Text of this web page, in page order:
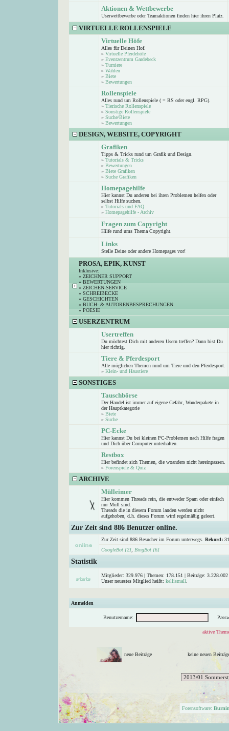
Aktionen & Wettbewerbe
Userwettbewerbe oder Teamaktionen finden hier ihren Platz.
VIRTUELLE ROLLENSPIELE
Virtuelle Höfe
Alles für Deinen Hof.
» Virtuelle Pferdehöfe
» Eventzentrum Gardebeck
» Turniere
» Wahlen
» Biete
» Bewertungen
Rollenspiele
Alles rund um Rollenspiele ( = RS oder engl. RPG).
» Tierische Rollenspiele
» Sonstige Rollenspiele
» Suche/Biete
» Bewertungen
DESIGN, WEBSITE, COPYRIGHT
Grafiken
Tipps & Tricks rund um Grafik und Design.
» Tutorials & Tricks
» Bewertungen
» Biete Grafiken
» Suche Grafiken
Homepagehilfe
Hier kannst Du anderen bei ihren Problemen helfen oder
selbst Hilfe suchen.
» Tutorials und FAQ
» Homepagehilfe - Archiv
Fragen zum Copyright
Hilfe rund ums Thema Copyright.
Links
Stelle Deine oder andere Homepages vor!
PROSA, EPIK, KUNST
Inklusive:
» ZEICHNER SUPPORT
» BEWERTUNGEN
» ZEICHEN-SERVICE
» SCHREIBECKE
» GESCHICHTEN
» BUCH- & AUTORENBESPRECHUNGEN
» POESIE
USERZENTRUM
Usertreffen
Du möchtest Dich mit anderen Usern treffen? Dann bist Du
hier richtig.
Tiere & Pferdesport
Alle möglichen Themen rund um Tiere und den Pferdesport.
» Klein- und Haustiere
SONSTIGES
Tauschbörse
Der Handel ist immer auf eigene Gefahr, Wanderpakete in
der Hauptkategorie
» Biete
» Suche
PC-Ecke
Hier kannst Du bei kleinen PC-Problemen nach Hilfe fragen
und Dich über Computer unterhalten.
Restbox
Hier befindet sich Themen, die woanders nicht hereinpassen.
» Forenspiele & Quiz
ARCHIVE
Mülleimer
Hier kommen Threads rein, die entweder Spam oder einfach
nur Müll sind.
Threads die in diesem Forum landen werden nicht
aufgehoben, d.h. dieses Forum wird regelmäßig geleert.
Zur Zeit sind 886 Benutzer online.
Zur Zeit sind 886 Besucher im Forum unterwegs. Rekord:
GoogleBot [2]
BingBot [6]
Statistik
Mitglieder: 329.976 | Themen: 178.151 | Beiträge:
Unser neuestes Mitglied heißt: kellismall
Anmelden
Benutzername:
aktive
neue Beiträge keine neuen
Forensoftware: